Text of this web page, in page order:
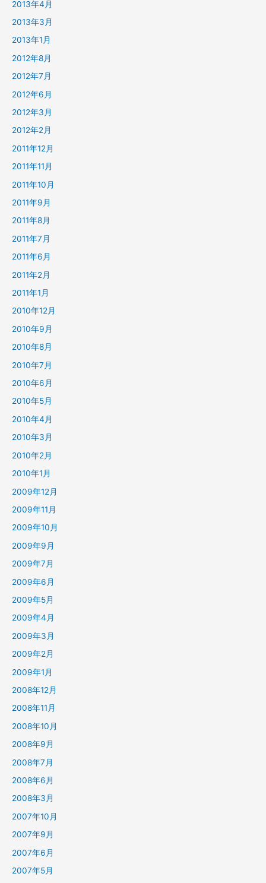
2013年4月
2013年3月
2013年1月
2012年8月
2012年7月
2012年6月
2012年3月
2012年2月
2011年12月
2011年11月
2011年10月
2011年9月
2011年8月
2011年7月
2011年6月
2011年2月
2011年1月
2010年12月
2010年9月
2010年8月
2010年7月
2010年6月
2010年5月
2010年4月
2010年3月
2010年2月
2010年1月
2009年12月
2009年11月
2009年10月
2009年9月
2009年7月
2009年6月
2009年5月
2009年4月
2009年3月
2009年2月
2009年1月
2008年12月
2008年11月
2008年10月
2008年9月
2008年7月
2008年6月
2008年3月
2007年10月
2007年9月
2007年6月
2007年5月